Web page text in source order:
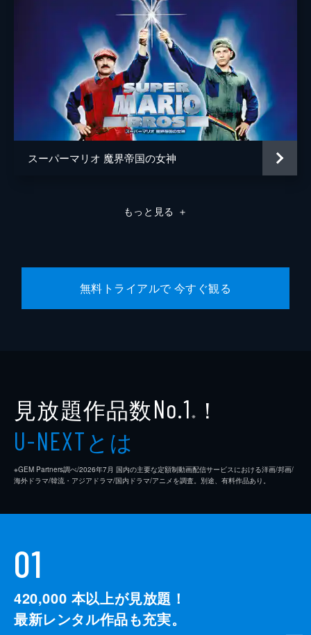
スーパーマリオ 魔界帝国の女神
もっと見る ＋
無料トライアルで 今すぐ観る
見放題作品数No.1 ※ ！
U-NEXTとは
※GEM Partners調べ/2026年7⽉ 国内の主要な定額制動画配信サービスにおける洋画/邦画/
海外ドラマ/韓流・アジアドラマ/国内ドラマ/アニメを調査。別途、有料作品あり。
01
420,000 本以上が見放題！
最新レンタル作品も充実。